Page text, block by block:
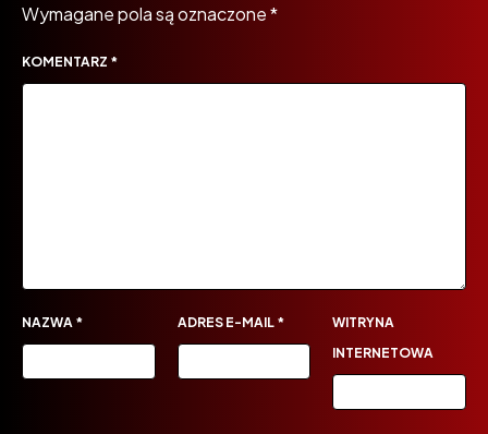
Wymagane pola są oznaczone*
KOMENTARZ *
NAZWA * ADRES E-MAIL *
WITRYNA
INTERNETOWA